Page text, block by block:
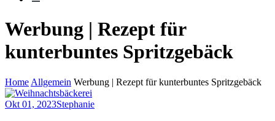
Werbung | Rezept für
kunterbuntes Spritzgebäck
Home Allgemein Werbung | Rezept für kunterbuntes Spritzgebäck
Okt 01, 2023Stephanie